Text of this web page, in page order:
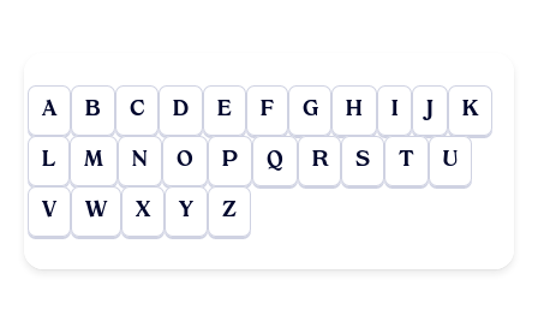
A B C D E F G H I J K
L M N O P Q R S T U
V W X Y Z